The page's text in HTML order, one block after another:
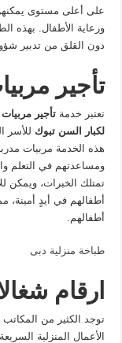
على أعلى مستوى
ورعاية الأطفال. بهذه
دون القلق من تدبير
تأجير
تعتبر خدمةتأجير
لكبار السن تبوك للأسر
هذه الخدمة مربيات
ومساعدتهم في التعلم
تمتلك الخبرات، ويمكن
أطفالهم في أيدٍ أمينة،
أطفالهم.
طباخة منزلية دبى
ارقام
توجد الكثير من المكاتب
الأعمال المنزلية